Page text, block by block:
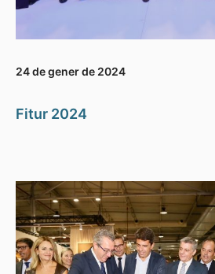
24 de gener de 2024
Fitur 2024